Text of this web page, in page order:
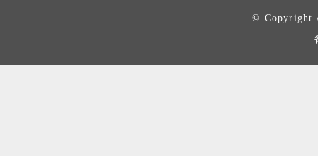
© Copyright